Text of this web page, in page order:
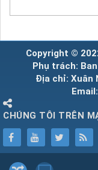
Copyright ©
Phụ trách: Ban
Địa chỉ: Xuân
CHÚNG TÔI TRÊN